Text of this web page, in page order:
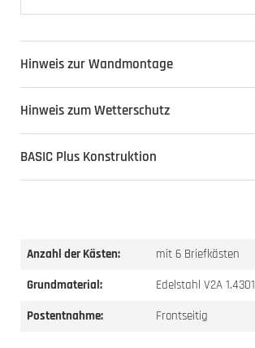
Hinweis zur Wandmontage
Hinweis zum Wetterschutz
BASIC Plus Konstruktion
Anzahl der Kästen:
mit 6 Briefkästen
Grundmaterial:
Edelstahl V2A 1.4301
Postentnahme:
Frontseitig